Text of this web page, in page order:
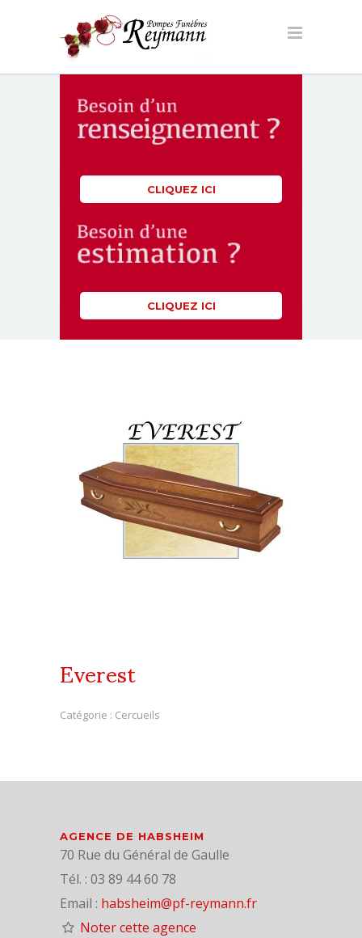
CLIQUEZ ICI
CLIQUEZ ICI
Everest
Catégorie : Cercueils
AGENCE DE HABSHEIM
70 Rue du Général de Gaulle
Tél. : 03 89 44 60 78
Email : habsheim@pf-reymann.fr
Noter cette agence